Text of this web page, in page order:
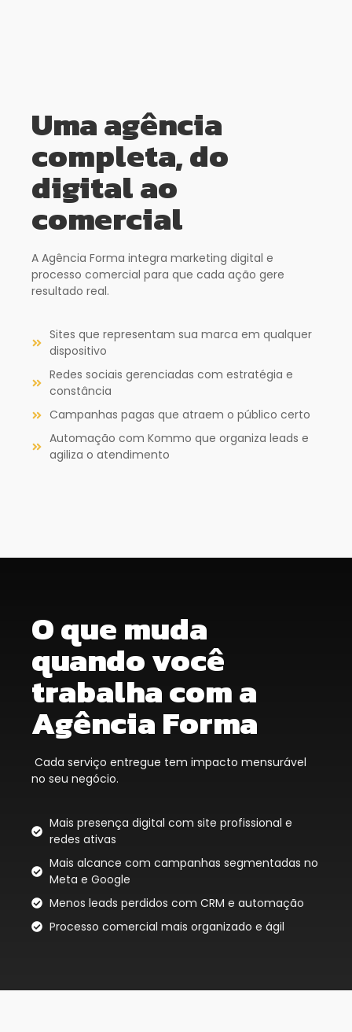
Uma agência
completa, do
digital ao
comercial
A Agência Forma integra marketing digital e
processo comercial para que cada ação gere
resultado real.
Sites que representam sua marca em qualquer
dispositivo
Redes sociais gerenciadas com estratégia e
constância
Campanhas pagas que atraem o público certo
Automação com Kommo que organiza leads e
agiliza o atendimento
O que muda
quando você
trabalha com a
Agência Forma
Cada serviço entregue tem impacto mensurável
no seu negócio.
Mais presença digital com site profissional e
redes ativas
Mais alcance com campanhas segmentadas no
Meta e Google
Menos leads perdidos com CRM e automação
Processo comercial mais organizado e ágil